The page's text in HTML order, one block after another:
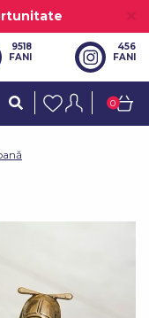
9518
FANI
456
FANI
0